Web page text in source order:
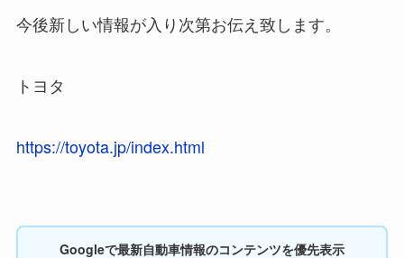
今後新しい情報が入り次第お伝え致します。
トヨタ
https://toyota.jp/index.html
Googleで最新自動車情報のコンテンツを優先表示